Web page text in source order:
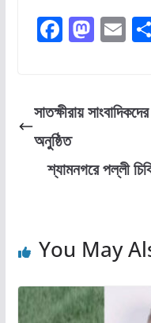
F
e
b
o
o
M
o
o
n
E
l
সাতক্ষীরায়
অনুষ্ঠিত
শ্যামনগরে পল্লী
You May